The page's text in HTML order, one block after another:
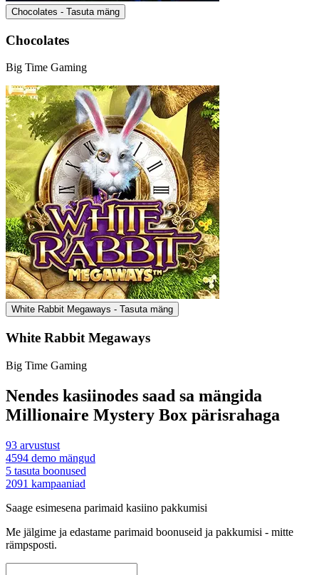
Chocolates - Tasuta mäng
Chocolates
Big Time Gaming
White Rabbit Megaways - Tasuta mäng
White Rabbit Megaways
Big Time Gaming
Nendes kasiinodes saad sa mängida
Millionaire Mystery Box pärisrahaga
93 arvustust
4594 demo mängud
5 tasuta boonused
2091 kampaaniad
Saage esimesena parimaid kasiino pakkumisi
Me jälgime ja edastame parimaid boonuseid ja pakkumisi - mitte
rämpsposti.